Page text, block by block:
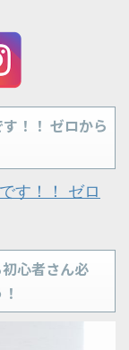
！！ ゼロから
す！！ ゼロ
心者さん必